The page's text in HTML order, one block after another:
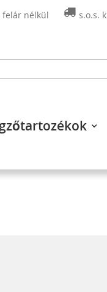
felár nélkül
s.o.s.